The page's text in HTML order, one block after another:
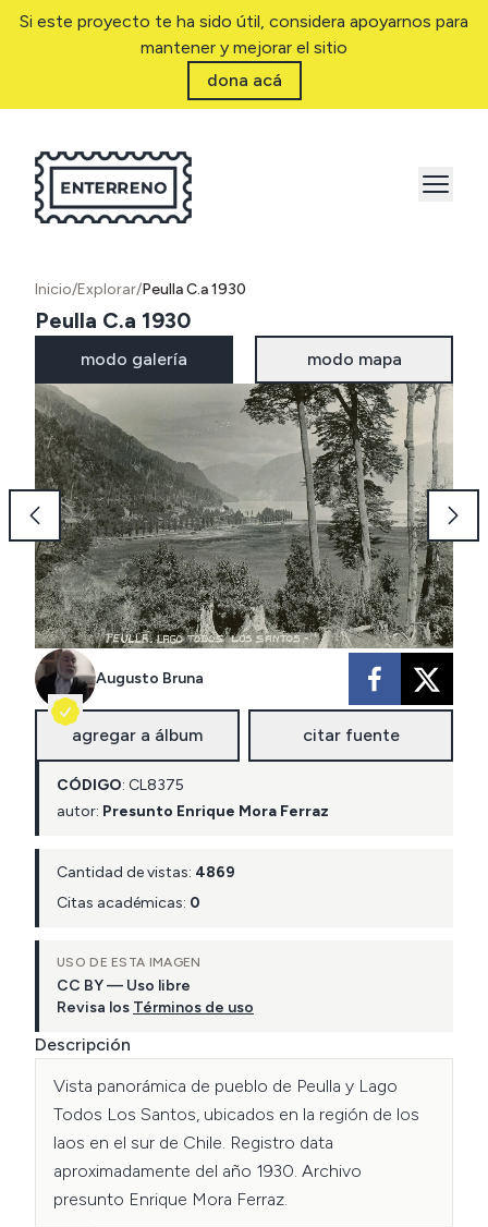
Si este proyecto te ha sido útil, considera apoyarnos para
mantener y mejorar el sitio
dona acá
Inicio/Explorar/Peulla C.a 1930
Peulla C.a 1930
modo galería modo mapa
Augusto Bruna
agregar a álbum citar fuente
CÓDIGO: CL8375
autor: Presunto Enrique Mora Ferraz
Cantidad de vistas: 4869
Citas académicas: 0
USO DE ESTA IMAGEN
CC BY — Uso libre
Revisa los Términos de uso
Descripción
Vista panorámica de pueblo de Peulla y Lago
Todos Los Santos, ubicados en la región de los
laos en el sur de Chile. Registro data
aproximadamente del año 1930. Archivo
presunto Enrique Mora Ferraz.